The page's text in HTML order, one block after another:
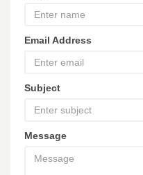
Email Address
Subject
Message